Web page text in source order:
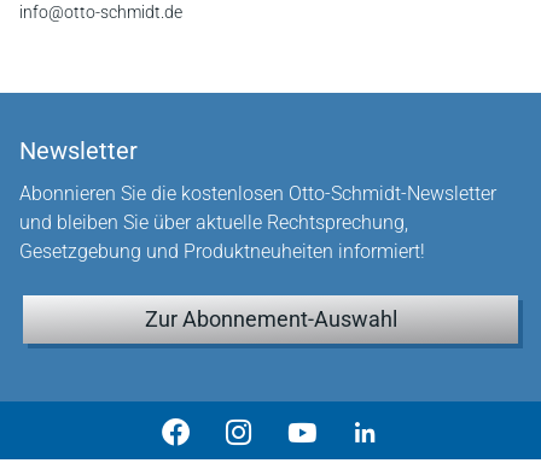
info@otto-schmidt.de
Newsletter
Abonnieren Sie die kostenlosen Otto-Schmidt-Newsletter
und bleiben Sie über aktuelle Rechtsprechung,
Gesetzgebung und Produktneuheiten informiert!
Zur Abonnement-Auswahl